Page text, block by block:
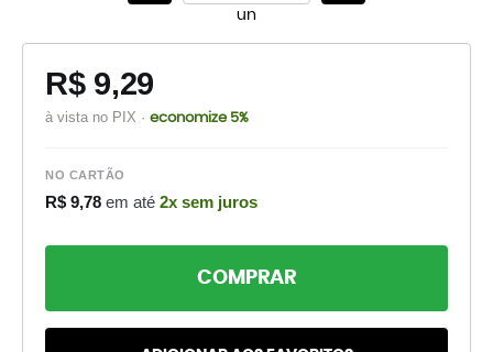
un
R$ 9,29
à vista no PIX · economize 5%
NO CARTÃO
R$ 9,78 em até 2x sem juros
COMPRAR